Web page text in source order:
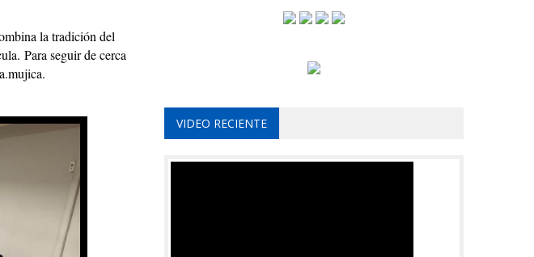
la tradición del
Para seguir de cerca
VIDEO RECIENTE